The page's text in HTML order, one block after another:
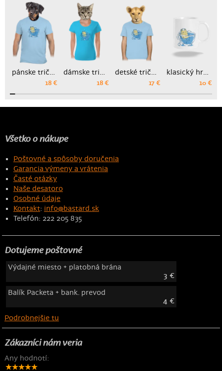
pánske tričko
18 €
dámske tričko
18 €
detské tričko
17 €
klasický hrnček
10 €
Všetko o nákupe
Poštovné a spôsoby doručenia
Garancia výmeny a vrátenia
Časté otázky
Naše desatoro
Osobné údaje
Kontakt: info@bastard.sk
Telefón: 222 205 835
Dotujeme poštovné
Výdajné miesto + platobná brána
3 €
Balík Packeta + bank. prevod
4 €
Podrobnejšie tu
Zákazníci nám veria
Any hodnotí: